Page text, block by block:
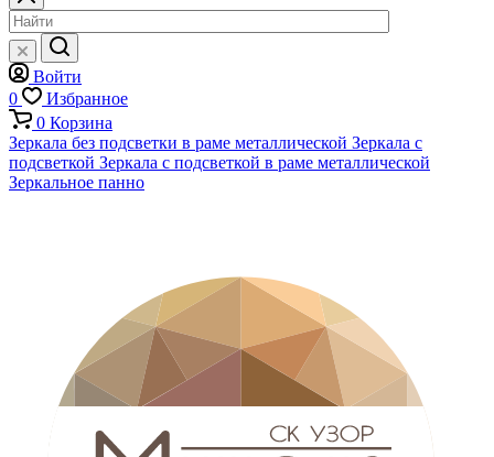
Войти
0
Избранное
0 Корзина
Зеркала без подсветки в раме металлической Зеркала с
подсветкой Зеркала с подсветкой в раме металлической
Зеркальное панно